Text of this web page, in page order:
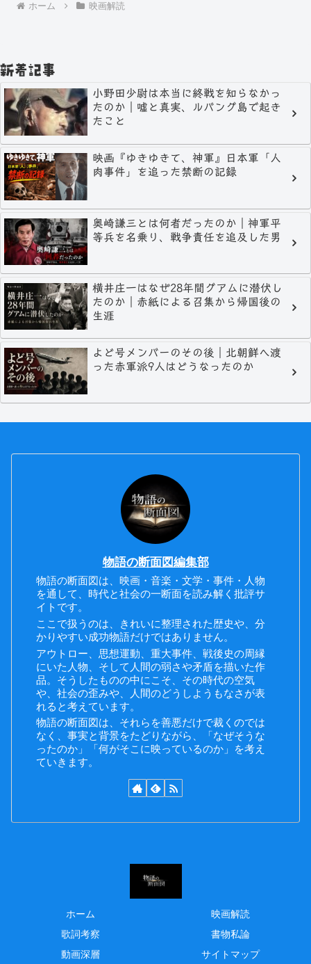
ホーム 映画解読
新着記事
小野田少尉は本当に終戦を知らなかっ
たのか｜嘘と真実、ルバング島で起き
たこと
映画『ゆきゆきて、神軍』日本軍「人
肉事件」を追った禁断の記録
奥崎謙三とは何者だったのか｜神軍平
等兵を名乗り、戦争責任を追及した男
横井庄一はなぜ28年間グアムに潜伏し
たのか｜赤紙による召集から帰国後の
生涯
よど号メンバーのその後｜北朝鮮へ渡
った赤軍派9人はどうなったのか
物語の断面図編集部
物語の断面図は、映画・音楽・文学・事件・人物
を通して、時代と社会の一断面を読み解く批評サ
イトです。
ここで扱うのは、きれいに整理された歴史や、分
かりやすい成功物語だけではありません。
アウトロー、思想運動、重大事件、戦後史の周縁
にいた人物、そして人間の弱さや矛盾を描いた作
品。そうしたものの中にこそ、その時代の空気
や、社会の歪みや、人間のどうしようもなさが表
れると考えています。
物語の断面図は、それらを善悪だけで裁くのでは
なく、事実と背景をたどりながら、「なぜそうな
ったのか」「何がそこに映っているのか」を考え
ていきます。
ホーム
映画解読
歌詞考察
書物私論
動画深層
サイトマップ